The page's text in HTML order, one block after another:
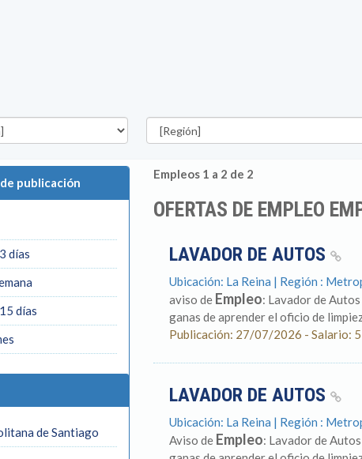
Región
publicación
días
días
de Santiago
Empleos 1 a 2 de 2
OFERTAS DE EMPLEO
LAVADOR DE AUTOS
Ubicación: La Reina | Región :
aviso de Empleo: Lavador de
ganas de aprender el oficio de
Publicación: 27/07/2026 - Salario:
LAVADOR DE AUTOS
Ubicación: La Reina | Región :
Aviso de Empleo: Lavador de